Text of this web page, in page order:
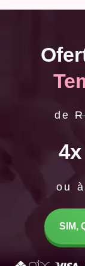
de
ou
SIM,